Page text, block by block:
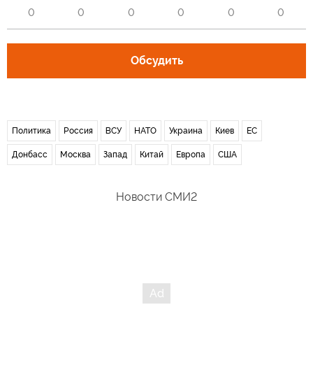
0 0 0 0 0 0
Обсудить
Политика Россия ВСУ НАТО Украина Киев ЕС
Донбасс Москва Запад Китай Европа США
Новости СМИ2